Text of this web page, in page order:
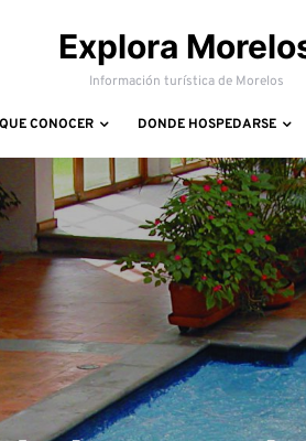
Explora
Información turística de Morelos
QUE CONOCER DONDE HOSPEDARSE